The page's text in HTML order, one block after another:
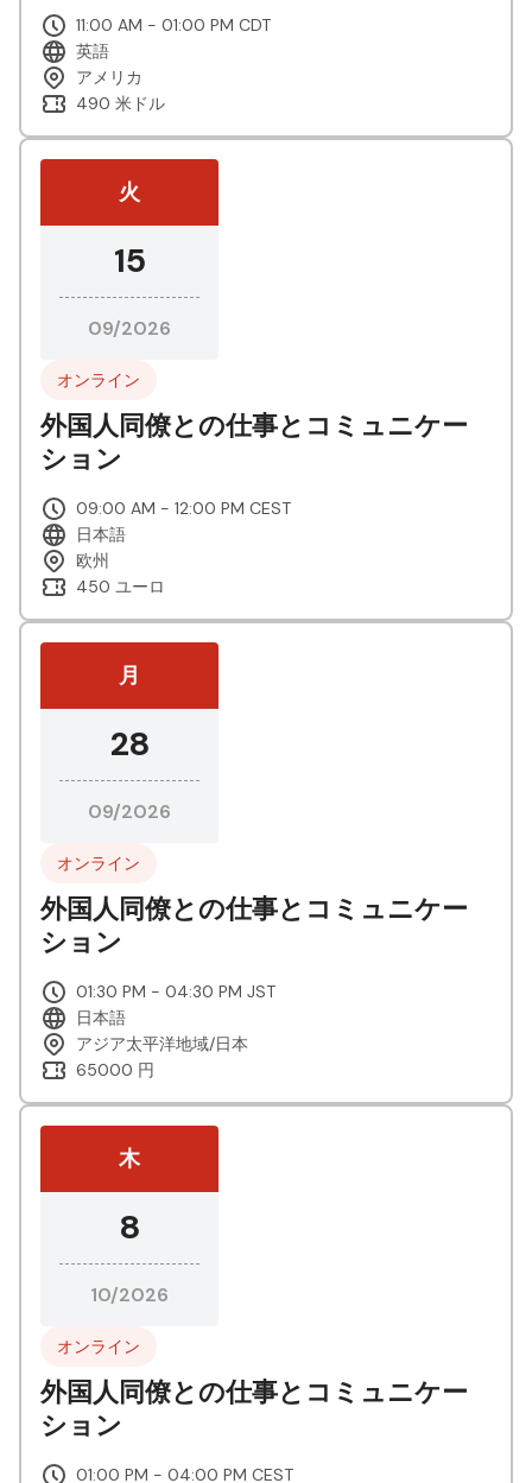
11:00 AM - 01:00 PM CDT
英語
アメリカ
490 米ドル
火
15
09/2026
オンライン
外国人同僚との仕事とコミュニケー
ション
09:00 AM - 12:00 PM CEST
日本語
欧州
450 ユーロ
月
28
09/2026
オンライン
外国人同僚との仕事とコミュニケー
ション
01:30 PM - 04:30 PM JST
日本語
アジア太平洋地域/日本
65000 円
木
8
10/2026
オンライン
外国人同僚との仕事とコミュニケー
ション
01:00 PM - 04:00 PM CEST